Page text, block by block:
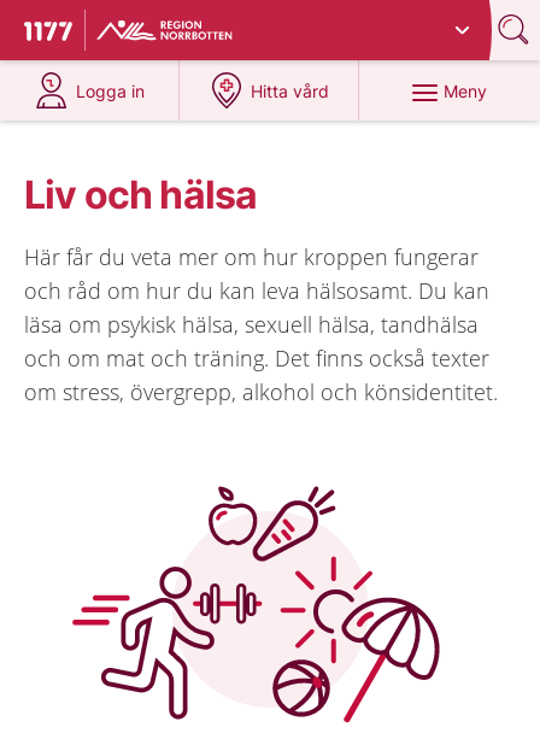
Till startsidan för 1177
Du har valt region
Logga in
på 1177.se
Hitta vård
på 1177.se
Meny
Liv och hälsa
Här får du veta mer om hur kroppen fungerar
och råd om hur du kan leva hälsosamt. Du kan
läsa om psykisk hälsa, sexuell hälsa, tandhälsa
och om mat och träning. Det finns också texter
om stress, övergrepp, alkohol och könsidentitet.